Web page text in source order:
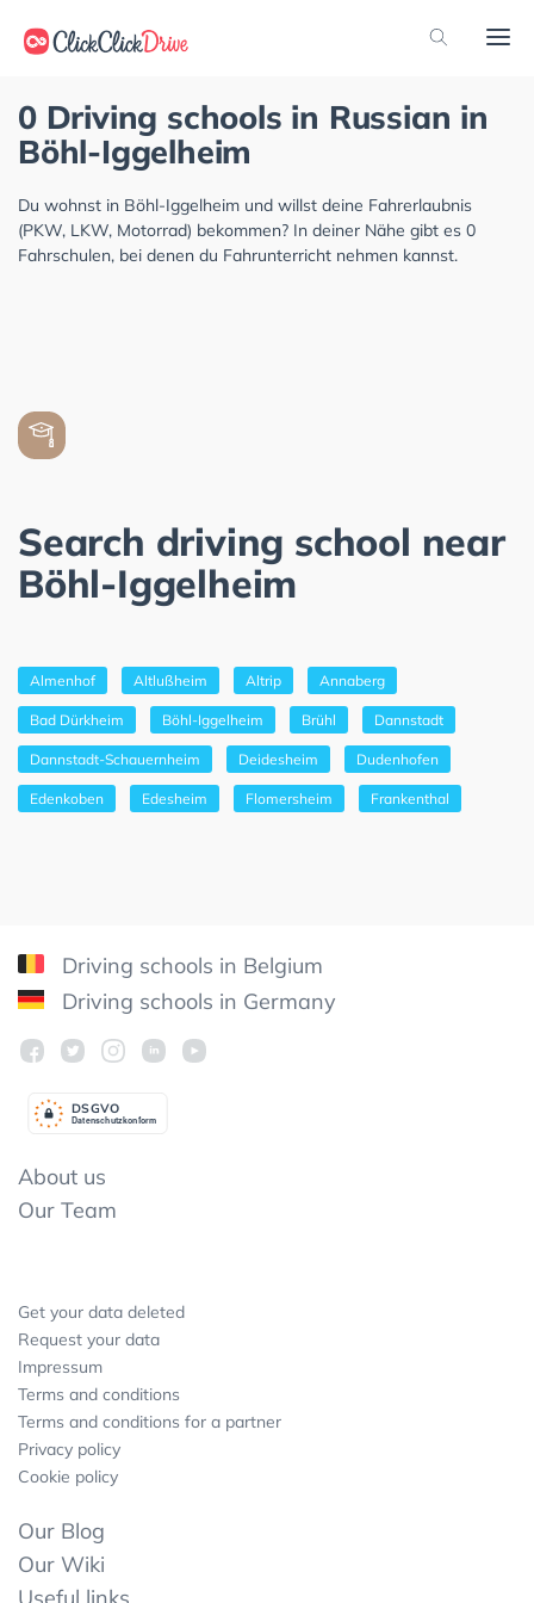
0 Driving schools in Russian in
Böhl-Iggelheim
Du wohnst in Böhl-Iggelheim und willst deine Fahrerlaubnis
(PKW, LKW, Motorrad) bekommen? In deiner Nähe gibt es 0
Fahrschulen, bei denen du Fahrunterricht nehmen kannst.
Search driving school near
Böhl-Iggelheim
Almenhof Altlußheim Altrip Annaberg
Bad Dürkheim Böhl-Iggelheim Brühl Dannstadt
Dannstadt-Schauernheim Deidesheim Dudenhofen
Edenkoben Edesheim Flomersheim Frankenthal
Driving schools in Belgium
Driving schools in Germany
Datenschutzkonform
DSGVO
About us
Our Team
Get your data deleted
Request your data
Impressum
Terms and conditions
Terms and conditions for a partner
Privacy policy
Cookie policy
Our Blog
Our Wiki